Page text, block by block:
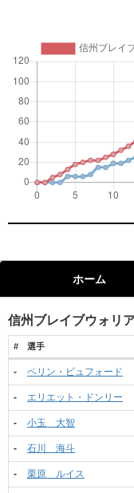
ホーム
信州ブレイブウォリ
# 選手
- ペリン・ビュフォード
- エリエット・ドンリー
- 小玉 大智
- 石川 海斗
- 栗原 ルイス